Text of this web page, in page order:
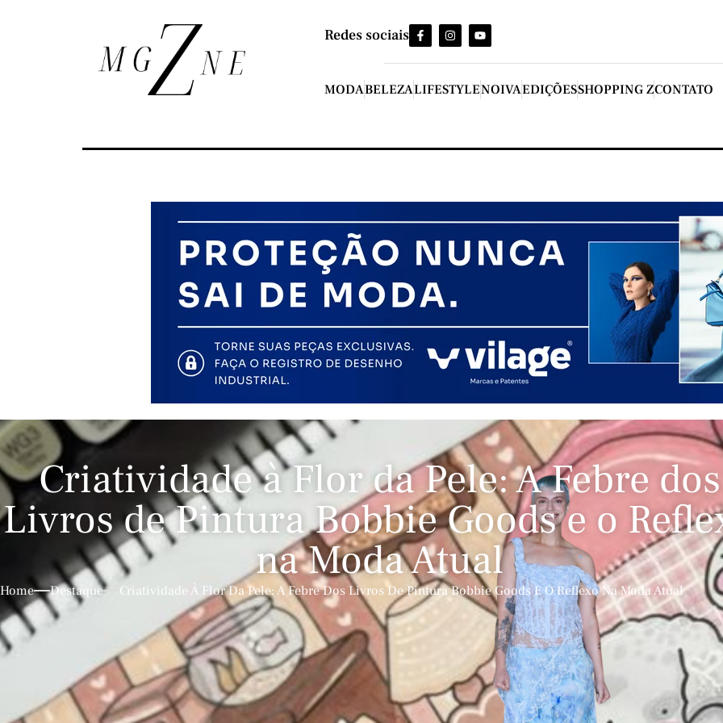
Redes sociais
MODABELEZALIFESTYLENOIVAEDIÇÕESSHOPPING ZCONTATO
Criatividade à Flor da Pele: A Febre dos
Livros de Pintura Bobbie Goods e o
na Moda Atual
Home Destaque Criatividade À Flor Da Pele: A Febre Dos Livros De Pintura Bobbie Goods E O Reflexo Na Moda Atual